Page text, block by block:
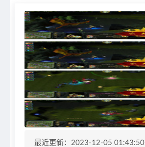
最近更新：2023-12-05 01:43:50